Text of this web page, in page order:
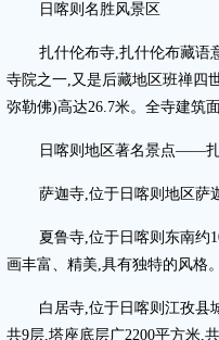
日喀则名胜风景区
扎什伦布寺,扎什伦布藏语
寺院之一,又是后藏地区班禅四
弥勒佛)高达26.7米。全寺建筑
日喀则地区著名景点——
萨迦寺,位于日喀则地区萨
夏鲁寺,位于日喀则东南约
画丰富、精美,具有独特的风格。
白居寺,位于日喀则江孜县
共9层,塔座底层广2200平方米,